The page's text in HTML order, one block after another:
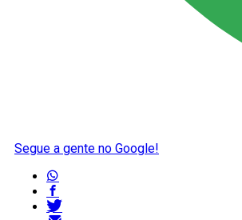
Segue a gente no Google!